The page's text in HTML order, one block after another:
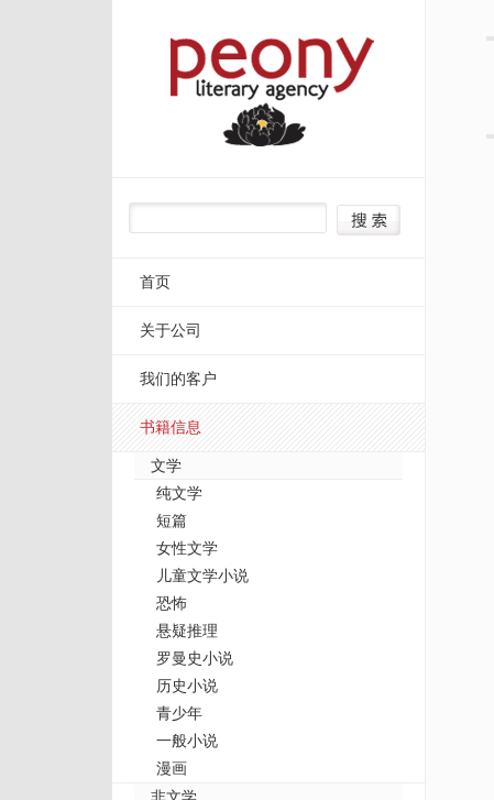
首页
关于公司
我们的客户
书籍信息
文学
纯文学
短篇
女性文学
儿童文学小说
恐怖
悬疑推理
罗曼史小说
历史小说
青少年
一般小说
漫画